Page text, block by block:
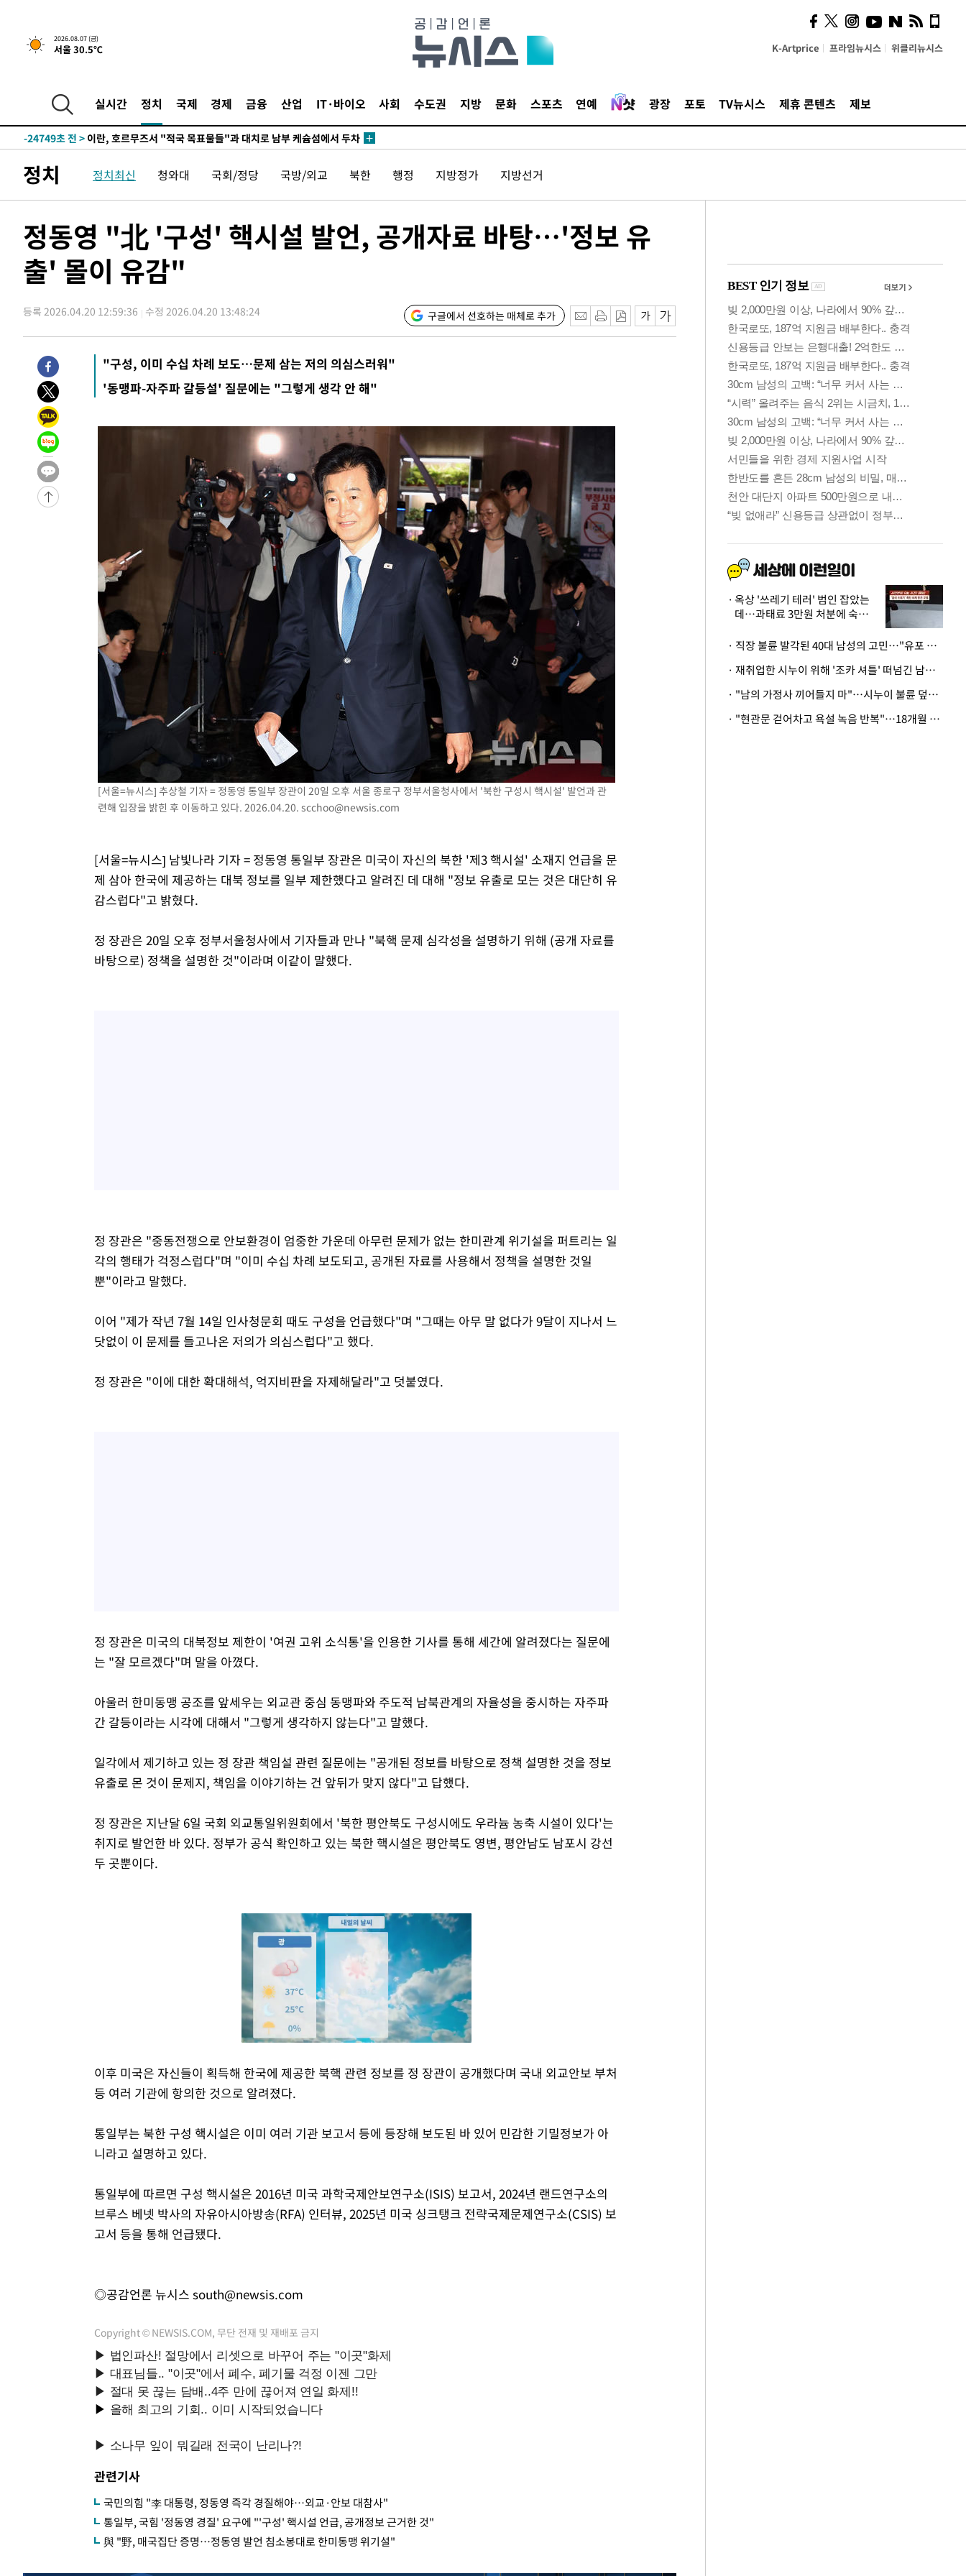
2026.08.07 (금)
서울 30.5℃ K-Artprice 프라임뉴시스 위클리뉴시스
실시간 정치 국제 경제 금융 산업 IT·바이오 사회 수도권 지방 문화 스포츠 연예 광장 포토 TV뉴시스 제휴 콘텐츠 제보
-19335초 전 >[속보] 뉴욕증시, 일제 하락 마감…나스닥 0.06%↓
-29785초 전 >
입추에도 극한더위…서울 낮 39도 '폭염중대경보'
-24749초 전 >
례 큰 폭발음
-23464초 전 > [속보]美, 폴리실리콘 수입 규제…파생제품 15% 관세, 120일 후
-19315초 전 >
[속보] 뉴욕증시, 일제 하락 마감…나스닥 0.06%↓
-30507초 전 >시리아 다마스쿠스 교외에서 미니버스 폭발.. 14명 부상, 3명은 중
-24769초 전 >이란, 호르무즈서 "적국 목표물들"과 대치로 남부 케슘섬에서 두차
례 큰 폭발음
-23484초 전 > [속보]美, 폴리실리콘 수입 규제…파생제품 15% 관세, 120일 후
발효
-21635초 전 >[속보]트럼프, 美 원정출산 금지 행정명령 서명
정치 정치최신 청와대 국회/정당 국방/외교 북한 행정 지방정가 지방선거
정동영 "北 '구성' 핵시설 발언, 공개자료 바탕…'정보 유
출' 몰이 유감"
등록 2026.04.20 12:59:36 수정 2026.04.20 13:48:24 구글에서 선호하는 매체로 추가
"구성, 이미 수십 차례 보도…문제 삼는 저의 의심스러워"
'동맹파-자주파 갈등설' 질문에는 "그렇게 생각 안 해"
[서울=뉴시스] 추상철 기자 = 정동영 통일부 장관이 20일 오후 서울 종로구 정부서울청사에서 '북한 구성시 핵시설' 발언과 관
련해 입장을 밝힌 후 이동하고 있다. 2026.04.20. scchoo@newsis.com
[서울=뉴시스] 남빛나라 기자 = 정동영 통일부 장관은 미국이 자신의 북한 '제3 핵시설' 소재지 언급을 문
제 삼아 한국에 제공하는 대북 정보를 일부 제한했다고 알려진 데 대해 "정보 유출로 모는 것은 대단히 유
감스럽다"고 밝혔다.
정 장관은 20일 오후 정부서울청사에서 기자들과 만나 "북핵 문제 심각성을 설명하기 위해 (공개 자료를
바탕으로) 정책을 설명한 것"이라며 이같이 말했다.
정 장관은 "중동전쟁으로 안보환경이 엄중한 가운데 아무런 문제가 없는 한미관계 위기설을 퍼트리는 일
각의 행태가 걱정스럽다"며 "이미 수십 차례 보도되고, 공개된 자료를 사용해서 정책을 설명한 것일
뿐"이라고 말했다.
이어 "제가 작년 7월 14일 인사청문회 때도 구성을 언급했다"며 "그때는 아무 말 없다가 9달이 지나서 느
닷없이 이 문제를 들고나온 저의가 의심스럽다"고 했다.
정 장관은 "이에 대한 확대해석, 억지비판을 자제해달라"고 덧붙였다.
정 장관은 미국의 대북정보 제한이 '여권 고위 소식통'을 인용한 기사를 통해 세간에 알려졌다는 질문에
는 "잘 모르겠다"며 말을 아꼈다.
아울러 한미동맹 공조를 앞세우는 외교관 중심 동맹파와 주도적 남북관계의 자율성을 중시하는 자주파
간 갈등이라는 시각에 대해서 "그렇게 생각하지 않는다"고 말했다.
일각에서 제기하고 있는 정 장관 책임설 관련 질문에는 "공개된 정보를 바탕으로 정책 설명한 것을 정보
유출로 몬 것이 문제지, 책임을 이야기하는 건 앞뒤가 맞지 않다"고 답했다.
정 장관은 지난달 6일 국회 외교통일위원회에서 '북한 평안북도 구성시에도 우라늄 농축 시설이 있다'는
취지로 발언한 바 있다. 정부가 공식 확인하고 있는 북한 핵시설은 평안북도 영변, 평안남도 남포시 강선
두 곳뿐이다.
이후 미국은 자신들이 획득해 한국에 제공한 북핵 관련 정보를 정 장관이 공개했다며 국내 외교안보 부처
등 여러 기관에 항의한 것으로 알려졌다.
통일부는 북한 구성 핵시설은 이미 여러 기관 보고서 등에 등장해 보도된 바 있어 민감한 기밀정보가 아
니라고 설명하고 있다.
통일부에 따르면 구성 핵시설은 2016년 미국 과학국제안보연구소(ISIS) 보고서, 2024년 랜드연구소의
브루스 베넷 박사의 자유아시아방송(RFA) 인터뷰, 2025년 미국 싱크탱크 전략국제문제연구소(CSIS) 보
고서 등을 통해 언급됐다.
◎공감언론 뉴시스 south@newsis.com
Copyright © NEWSIS.COM, 무단 전재 및 재배포 금지
관련기사
국민의힘 "李 대통령, 정동영 즉각 경질해야…외교·안보 대참사"
통일부, 국힘 '정동영 경질' 요구에 "'구성' 핵시설 언급, 공개정보 근거한 것"
與 "野, 매국집단 증명…정동영 발언 침소봉대로 한미동맹 위기설"
시, 스마트폰 액세서리에
NFC 더했다
옥상 '쓰레기 테러' 범인 잡았는
데…과태료 3만원 처분에 숙박업
· 직장 불륜 발각된 40대 남성의 고민…"유포 동료 명예훼손·협박죄 고소 가능할까"
· 재취업한 시누이 위해 '조카 셔틀' 떠넘긴 남편…아내 "난 못한다"
· "남의 가정사 끼어들지 마"…시누이 불륜 덮으려는 남편에 억울한 아내
· "현관문 걷어차고 욕설 녹음 반복"…18개월 아기 키우는 집 뒤흔든 '앞집의 비극'